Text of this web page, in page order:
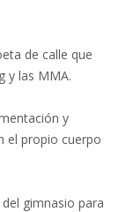
de calle que
y las MMA.
y
el propio cuerpo
gimnasio para